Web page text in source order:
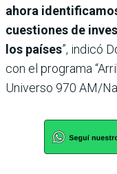
ahora
cuestiones de
los países”, indicó
con el programa
Universo 970 AM/